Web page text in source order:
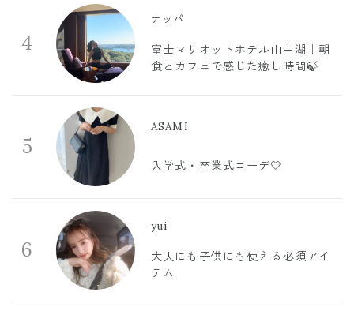
4
ナッパ
富士マリオットホテル山中湖｜朝
食とカフェで感じた癒し時間🍃
5
ASAMI
入学式・卒業式コーデ🤍
6
yui
大人にも子供にも使える必須アイ
テム